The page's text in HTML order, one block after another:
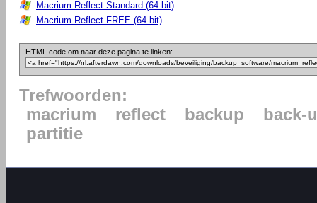
Macrium Reflect Standard (64-bit)
Macrium Reflect FREE (64-bit)
HTML code om naar deze pagina te linken:
Trefwoorden:
macrium
reflect backup
back-
partitie